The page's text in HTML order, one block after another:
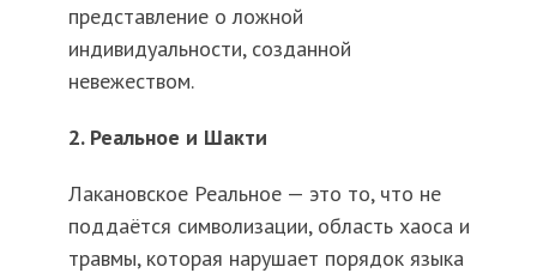
представление о ложной
индивидуальности, созданной
невежеством.
2. Реальное и Шакти
Лакановское Реальное — это то, что не
поддаётся символизации, область хаоса и
травмы, которая нарушает порядок языка